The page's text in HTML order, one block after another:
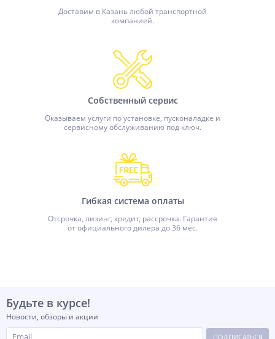
Доставим в Казань любой транспортной
компанией.
Собственный сервис
Оказываем услуги по установке, пусконаладке и
сервисному обслуживанию под ключ.
Гибкая система оплаты
Отсрочка, лизинг, кредит, рассрочка. Гарантия
от официального дилера до 36 мес.
Будьте в курсе!
Новости, обзоры и акции
ПОДПИСАТЬСЯ